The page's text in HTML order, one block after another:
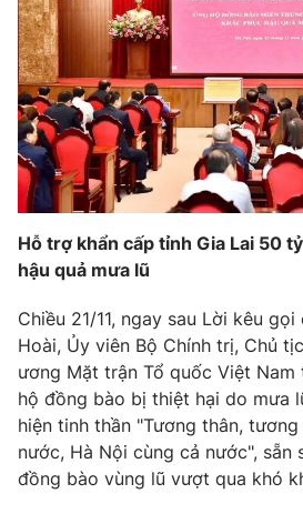
Góc doanh nghiệp
Truyền hình
Phim VTV
Hậu trường
Nhân vật
Khán giả
Giải sao mai
Giải trí
Điện ảnh
Âm nhạc
Đời sống
Du lịch
Làm đẹp
Giáo dục
Tuyển sinh
Học trực tuyến
Công nghệ
Hitech Công nghệ tương lai
Sản phẩm
Thị trường
Tư vấn
Giao lưu trực tuyến
Lịch phát sóng
Chuyên mục khác
Hỗ trợ khẩn cấp tỉnh Gia Lai 50
hậu quả mưa lũ
Chiều 21/11, ngay sau Lời kêu
Hoài, Ủy viên Bộ Chính trị, Chủ
ương Mặt trận Tổ quốc Việt Nam
hộ đồng bào bị thiệt hại do mưa
hiện tinh thần "Tương thân,
nước, Hà Nội cùng cả nước", sẵn
đồng bào vùng lũ vượt qua khó